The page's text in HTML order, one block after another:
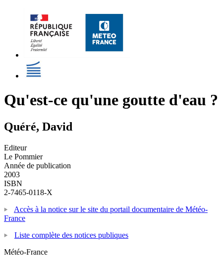
Qu'est-ce qu'une goutte d'eau ?
Quéré, David
Editeur
Le Pommier
Année de publication
2003
ISBN
2-7465-0118-X
Accès à la notice sur le site du portail documentaire de Météo-
France
Liste complète des notices publiques
Météo-France